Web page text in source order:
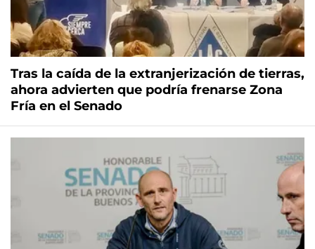
Tras la caída de la extranjerización de tierras,
ahora advierten que podría frenarse Zona
Fría en el Senado